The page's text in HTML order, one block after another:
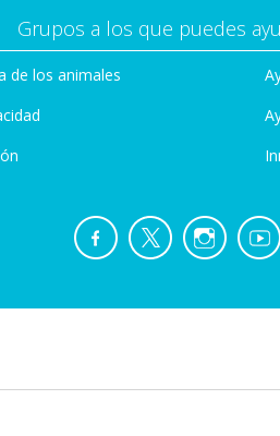
Grupos a los que puedes
de los animales